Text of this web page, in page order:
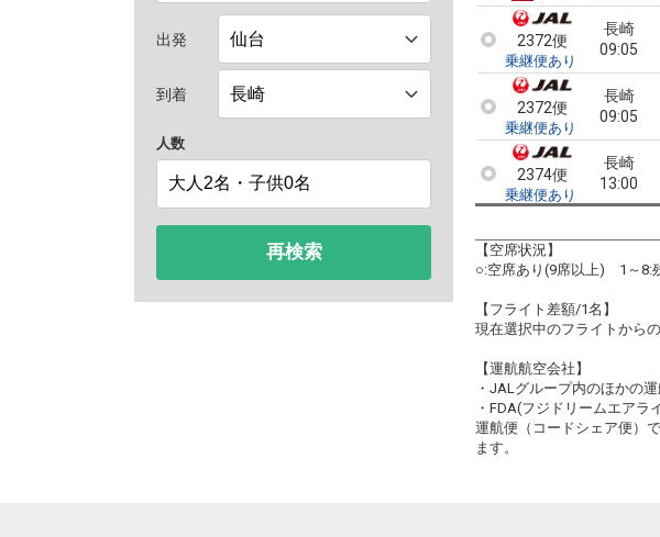
出発
到着
人数
再検索
2372便
乗継便あり
長崎
09:05
2372便
乗継便あり
長崎
09:05
2374便
乗継便あり
長崎
13:00
2374便
乗継便あり
2374便
乗継便あり
長崎
クラスJを利用す
2376便
長崎
【空席状況】
○:空席あり(9席以上) 1～8:
【フライト差額/1名】
現在選択中のフライトから
【運航航空会社】
・JALグループ内のほかの
・FDA(フジドリームエア
運航便（コードシェア便）
ます。